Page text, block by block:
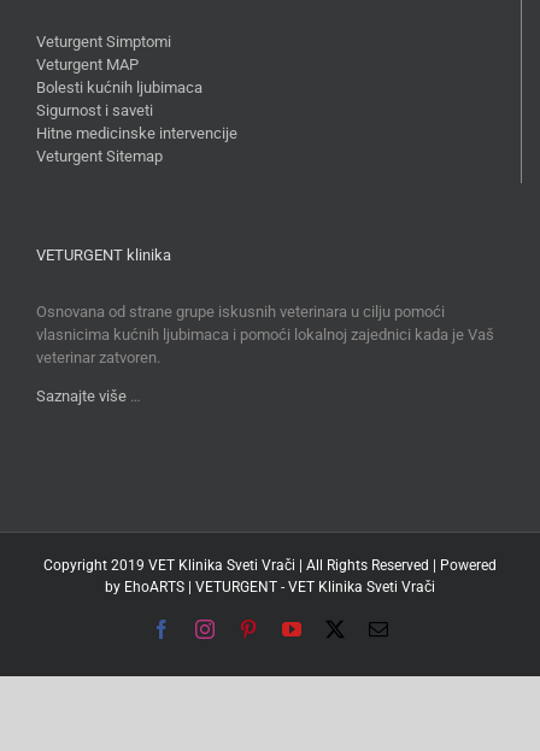
Veturgent Simptomi
Veturgent MAP
Bolesti kućnih ljubimaca
Sigurnost i saveti
Hitne medicinske intervencije
Veturgent Sitemap
VETURGENT klinika
Osnovana od strane grupe iskusnih veterinara u cilju pomoći
vlasnicima kućnih ljubimaca i pomoći lokalnoj zajednici kada je Vaš
veterinar zatvoren.
Saznajte više …
Copyright 2019 VET Klinika Sveti Vrači | All Rights Reserved | Powered
by EhoARTS | VETURGENT - VET Klinika Sveti Vrači
FacebookInstagramPinterestYouTube Email